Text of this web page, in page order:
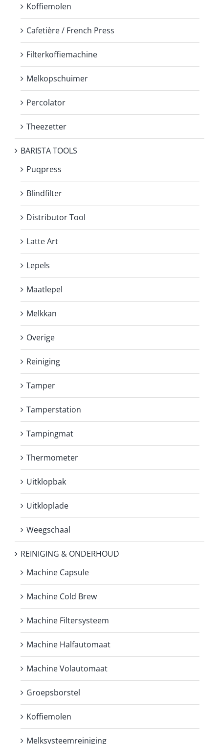
Koffiemolen
Cafetière / French Press
Filterkoffiemachine
Melkopschuimer
Percolator
Theezetter
BARISTA TOOLS
Puqpress
Blindfilter
Distributor Tool
Latte Art
Lepels
Maatlepel
Melkkan
Overige
Reiniging
Tamper
Tamperstation
Tampingmat
Thermometer
Uitklopbak
Uitkloplade
Weegschaal
REINIGING & ONDERHOUD
Machine Capsule
Machine Cold Brew
Machine Filtersysteem
Machine Halfautomaat
Machine Volautomaat
Groepsborstel
Koffiemolen
Melksysteemreiniging